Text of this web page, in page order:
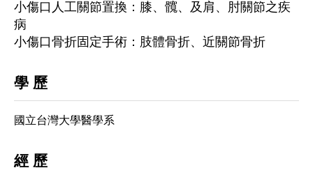
小傷口人工關節置換：膝、髖、及肩、肘關節之疾
病
小傷口骨折固定手術：肢體骨折、近關節骨折
學 歷
國立台灣大學醫學系
經 歷